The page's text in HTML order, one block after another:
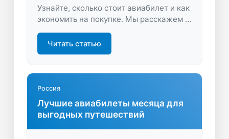
Узнайте, сколько стоит авиабилет и как
экономить на покупке. Мы расскажем о
факторах, влияющих на цены, и дадим
советы по поиску выгодных
предложений. Бронируйте перелеты
Читать статью
Россия
Лучшие авиабилеты месяца для
выгодных путешествий